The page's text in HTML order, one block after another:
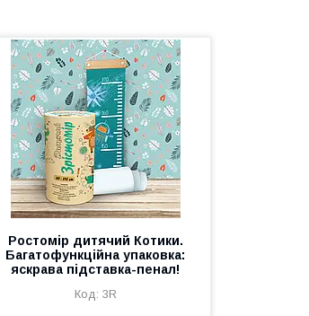
Ростомір дитячий Котики.
Багатофункційна упаковка:
яскрава підставка-пенал!
3R